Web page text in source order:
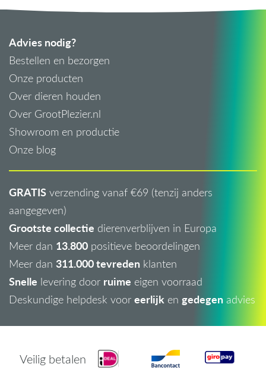
Advies nodig?
Bestellen en bezorgen
Onze producten
Over dieren houden
Over GrootPlezier.nl
Showroom en productie
Onze blog
GRATIS verzending vanaf €69 (tenzij anders
aangegeven)
Grootste collectie dierenverblijven in Europa
Meer dan 13.800 positieve beoordelingen
Meer dan 311.000 tevreden klanten
Snelle levering door ruime eigen voorraad
Deskundige helpdesk voor eerlijk en gedegen advies
Veilig betalen